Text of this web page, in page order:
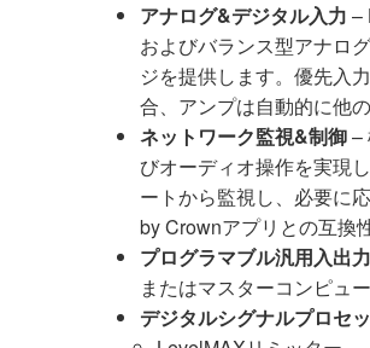
アナログ&デジタル入力 –
およびバランス型アナロ
ジを提供します。優先入
合、アンプは自動的に他
ネットワーク監視&制御–
びオーディオ操作を実現
ートから監視し、必要に
by Crownアプリとの互換
プログラマブル汎用入出
またはマスターコンピュ
デジタルシグナルプロセ